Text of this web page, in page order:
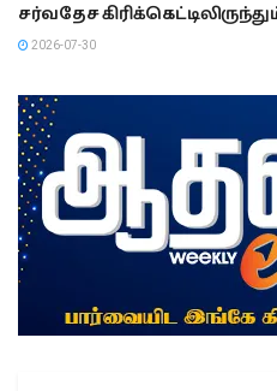
சர்வதேச
2026-07-30